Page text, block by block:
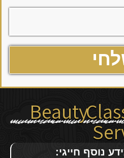
Beauty
נוסף חייגי: